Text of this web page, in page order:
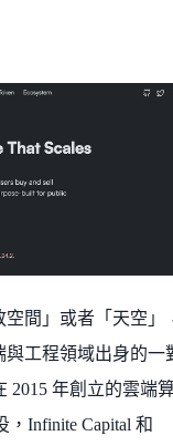
間」或者「天空」
與工程領域出身的一
2015 年創立的雲端
，Infinite Capital 和